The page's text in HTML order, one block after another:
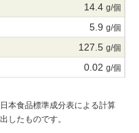
14.4 g/個
5.9 g/個
127.5 g/個
0.02 g/個
本食品標準成分表による計算
したものです。